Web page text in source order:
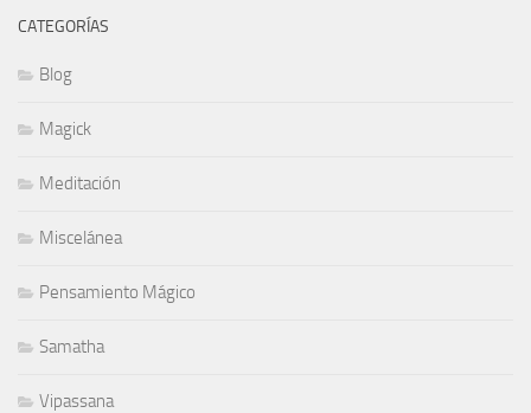
CATEGORÍAS
Blog
Magick
Meditación
Miscelánea
Pensamiento Mágico
Samatha
Vipassana